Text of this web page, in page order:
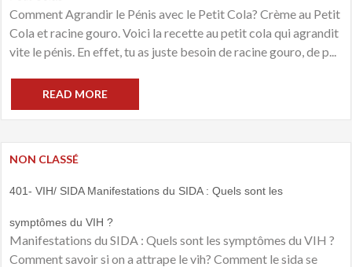
Comment Agrandir le Pénis avec le Petit Cola? Crème au Petit
Cola et racine gouro. Voici la recette au petit cola qui agrandit
vite le pénis. En effet, tu as juste besoin de racine gouro, de p...
READ MORE
NON CLASSÉ
401- VIH/ SIDA Manifestations du SIDA : Quels sont les
symptômes du VIH ?
Manifestations du SIDA : Quels sont les symptômes du VIH ?
Comment savoir si on a attrape le vih? Comment le sida se